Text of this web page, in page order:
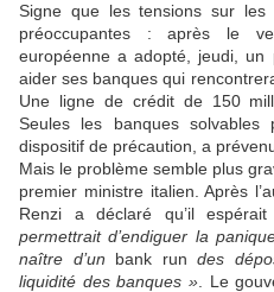
Signe que les tensions sur les
préoccupantes : après le
européenne a adopté, jeudi, un
aider ses banques qui
Une ligne de crédit de 150
Seules les banques
dispositif de précaution, a
Mais le problème semble plus
premier ministre italien. Après
Renzi a déclaré qu’il
permettrait d’endiguer la
naître d’un bank run des
liquidité des banques » . Le